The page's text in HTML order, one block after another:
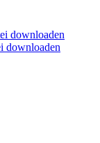
downloaden
downloaden